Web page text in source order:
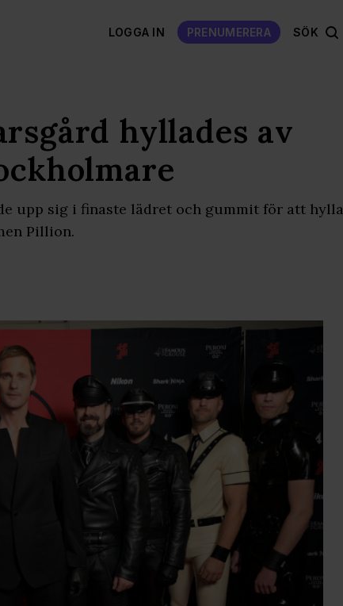
LOGGA IN PRENUMERERA SÖK
hyllades av
upp sig i finaste lädret och gummit för att hylla
Pillion.